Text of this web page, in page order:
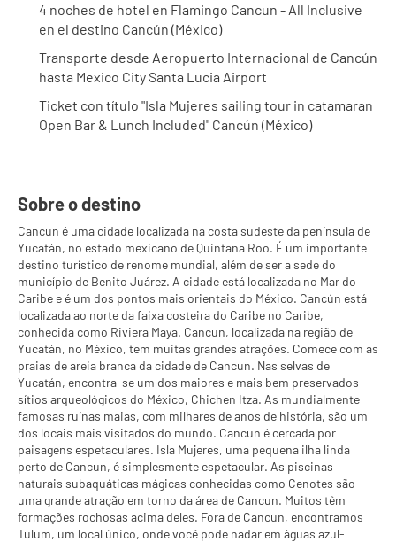
4 noches de hotel en Flamingo Cancun - All Inclusive
en el destino Cancún (México)
Transporte desde Aeropuerto Internacional de Cancún
hasta Mexico City Santa Lucia Airport
Ticket con título "Isla Mujeres sailing tour in catamaran
Open Bar & Lunch Included" Cancún (México)
Sobre o destino
Cancun é uma cidade localizada na costa sudeste da península de
Yucatán, no estado mexicano de Quintana Roo. É um importante
destino turístico de renome mundial, além de ser a sede do
município de Benito Juárez. A cidade está localizada no Mar do
Caribe e é um dos pontos mais orientais do México. Cancún está
localizada ao norte da faixa costeira do Caribe no Caribe,
conhecida como Riviera Maya. Cancun, localizada na região de
Yucatán, no México, tem muitas grandes atrações. Comece com as
praias de areia branca da cidade de Cancun. Nas selvas de
Yucatán, encontra-se um dos maiores e mais bem preservados
sítios arqueológicos do México, Chichen Itza. As mundialmente
famosas ruínas maias, com milhares de anos de história, são um
dos locais mais visitados do mundo. Cancun é cercada por
paisagens espetaculares. Isla Mujeres, uma pequena ilha linda
perto de Cancun, é simplesmente espetacular. As piscinas
naturais subaquáticas mágicas conhecidas como Cenotes são
uma grande atração em torno da área de Cancun. Muitos têm
formações rochosas acima deles. Fora de Cancun, encontramos
Tulum, um local único, onde você pode nadar em águas azul-